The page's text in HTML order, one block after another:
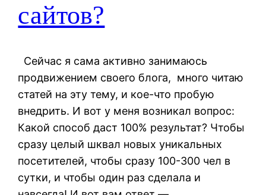
сайтов?
Сейчас я сама активно занимаюсь
продвижением своего блога, много читаю
статей на эту тему, и кое-что пробую
внедрить. И вот у меня возникал вопрос:
Какой способ даст 100% результат? Чтобы
сразу целый шквал новых уникальных
посетителей, чтобы сразу 100-300 чел в
сутки, и чтобы один раз сделала и